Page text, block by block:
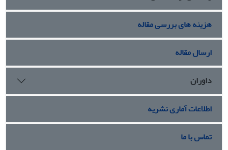
هزینه های بررسی مقاله
ارسال مقاله
داوران
اطلاعات آماری نشریه
تماس با ما